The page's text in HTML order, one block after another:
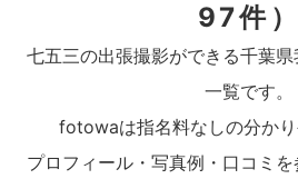
97件）
七五三の出張撮影ができる千葉
一覧です。
fotowaは指名料なしの分かり
プロフィール・写真例・口コミ